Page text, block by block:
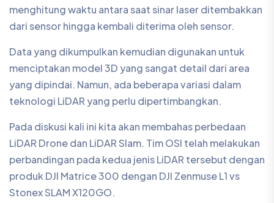
menghitung waktu antara saat sinar laser ditembakkan
dari sensor hingga kembali diterima oleh sensor.
Data yang dikumpulkan kemudian digunakan untuk
menciptakan model 3D yang sangat detail dari area
yang dipindai. Namun, ada beberapa variasi dalam
teknologi LiDAR yang perlu dipertimbangkan.
Pada diskusi kali ini kita akan membahas perbedaan
LiDAR Drone dan LiDAR Slam. Tim OSI telah melakukan
perbandingan pada kedua jenis LiDAR tersebut dengan
produk DJI Matrice 300 dengan DJI Zenmuse L1 vs
Stonex SLAM X120GO.